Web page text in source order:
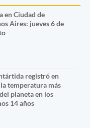
en Ciudad de
Aires: jueves 6 de
registró en
temperatura más
planeta en los
14 años